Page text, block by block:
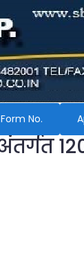
No.